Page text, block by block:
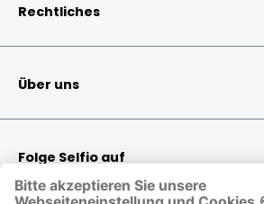
Rechtliches
Über uns
Folge Selfio auf